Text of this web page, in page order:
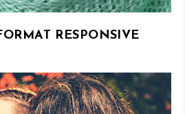
RESPONSIVE